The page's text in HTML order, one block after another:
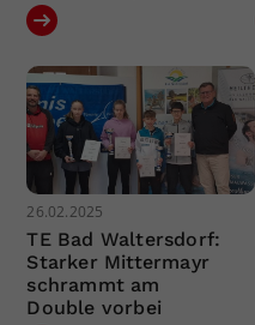
26.02.2025
TE Bad Waltersdorf:
Starker Mittermayr
schrammt am
Double vorbei